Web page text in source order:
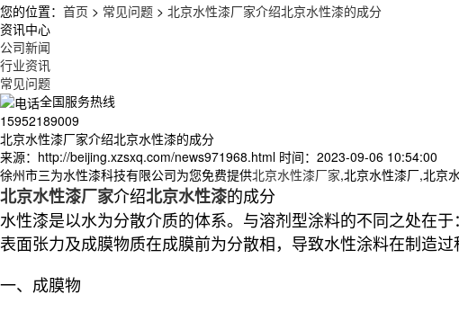
您的位置： 首页 > 常见问题 > 北京水性漆厂家介绍北京水性漆的成分
资讯中心
公司新闻
行业资讯
常见问题
全国服务热线
15952189009
北京水性漆厂家介绍北京水性漆的成分
来源：http://beijing.xzsxq.com/news971968.html 时间：2023-09-06 10:54:00
徐州市三为水性漆科技有限公司为您免费提供北京水性漆厂家,北京水性漆厂,北京
北京水性漆厂家介绍北京水性漆的成分
水性漆是以水为分散介质的体系。与溶剂型涂料的不同之处在
表面张力及成膜物质在成膜前为分散相，导致水性涂料在制造
一、成膜物